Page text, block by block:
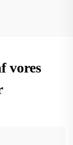
vores